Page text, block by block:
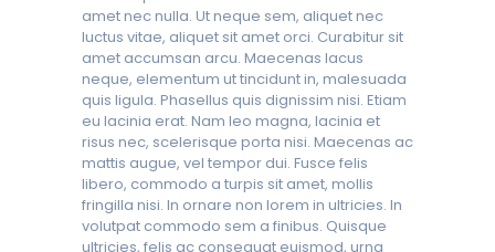
amet nec nulla. Ut neque sem, aliquet nec
luctus vitae, aliquet sit amet orci. Curabitur sit
amet accumsan arcu. Maecenas lacus
neque, elementum ut tincidunt in, malesuada
quis ligula. Phasellus quis dignissim nisi. Etiam
eu lacinia erat. Nam leo magna, lacinia et
risus nec, scelerisque porta nisi. Maecenas ac
mattis augue, vel tempor dui. Fusce felis
libero, commodo a turpis sit amet, mollis
fringilla nisi. In ornare non lorem in ultricies. In
volutpat commodo sem a finibus. Quisque
ultricies, felis ac consequat euismod, urna